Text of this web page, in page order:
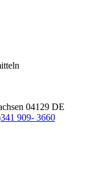
04129 DE
909- 3660